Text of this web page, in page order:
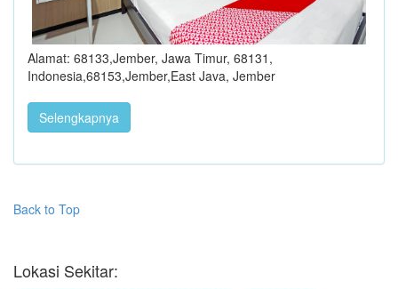
Alamat: 68133,Jember, Jawa Timur, 68131,
Indonesia,68153,Jember,East Java, Jember
Selengkapnya
Back to Top
Lokasi Sekitar: